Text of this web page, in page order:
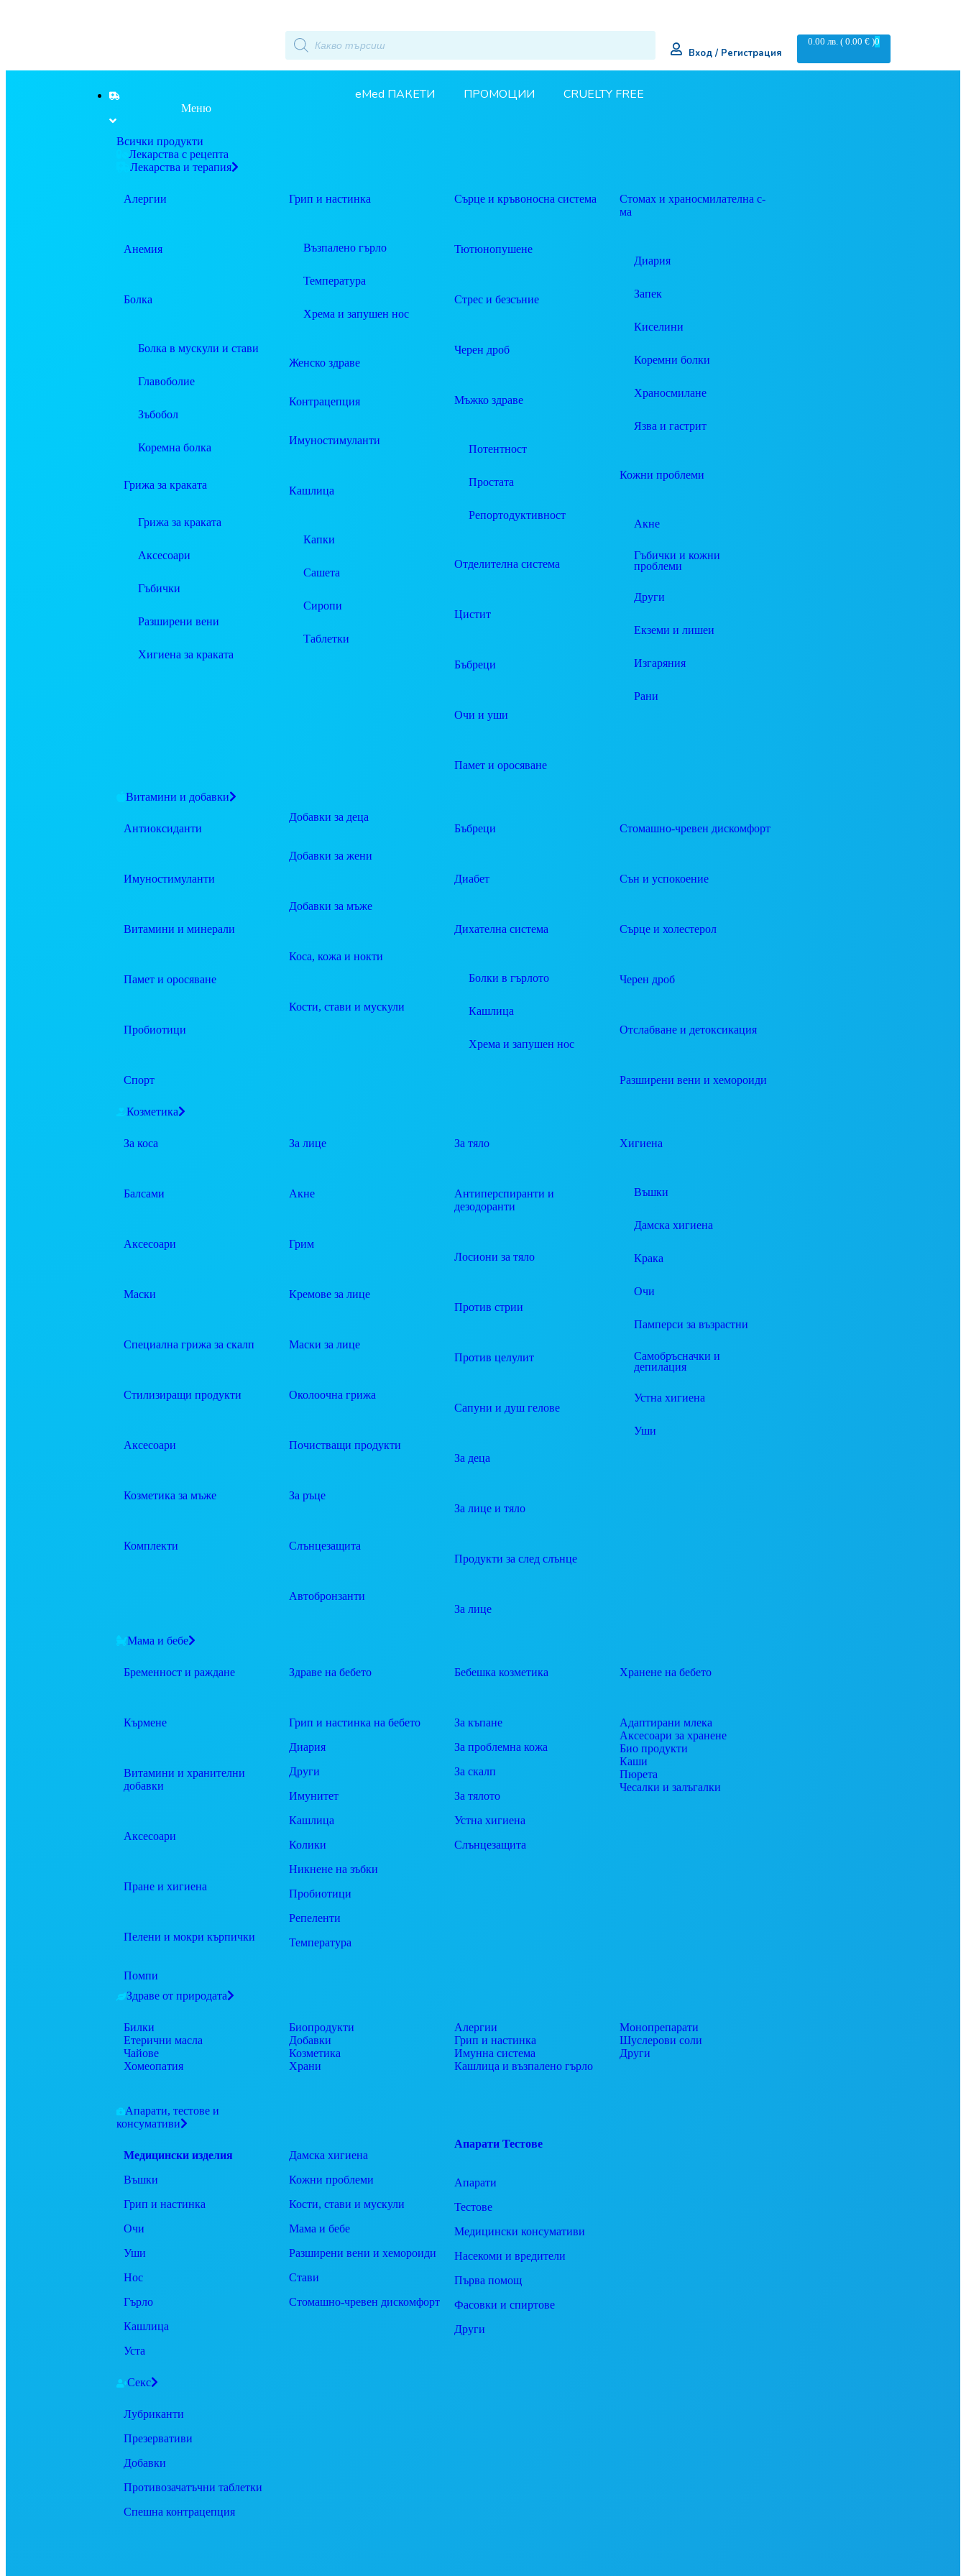
Вход / Регистрация
0
0.00 лв. ( 0.00 € )
Меню
Всички продукти
Лекарства с рецепта
Лекарства и терапия
Алергии
Анемия
Болка
Болка в мускули и стави
Главоболие
Зъбобол
Коремна болка
Грижа за краката
Грижа за краката
Аксесоари
Гъбички
Разширени вени
Хигиена за краката
Грип и настинка
Възпалено гърло
Температура
Хрема и запушен нос
Женско здраве
Контрацепция
Имуностимуланти
Кашлица
Капки
Сашета
Сиропи
Таблетки
Сърце и кръвоносна система
Тютюнопушене
Стрес и безсъние
Черен дроб
Мъжко здраве
Потентност
Простата
Репортодуктивност
Отделителна система
Цистит
Бъбреци
Очи и уши
Памет и оросяване
Стомах и храносмилателна с-
ма
Диария
Запек
Киселини
Коремни болки
Храносмилане
Язва и гастрит
Кожни проблеми
Акне
Гъбички и кожни
проблеми
Други
Екземи и лишеи
Изгаряния
Рани
Витамини и добавки
Антиоксиданти
Имуностимуланти
Витамини и минерали
Памет и оросяване
Пробиотици
Спорт
Добавки за деца
Добавки за жени
Добавки за мъже
Коса, кожа и нокти
Кости, стави и мускули
Бъбреци
Диабет
Дихателна система
Болки в гърлото
Кашлица
Хрема и запушен нос
Стомашно-чревен дискомфорт
Сън и успокоение
Сърце и холестерол
Черен дроб
Отслабване и детоксикация
Разширени вени и хемороиди
Козметика
За коса
Балсами
Аксесоари
Маски
Специална грижа за скалп
Стилизиращи продукти
Аксесоари
Козметика за мъже
Комплекти
За лице
Акне
Грим
Кремове за лице
Маски за лице
Околоочна грижа
Почистващи продукти
За ръце
Слънцезащита
Автобронзанти
За тяло
Антиперспиранти и
дезодоранти
Лосиони за тяло
Против стрии
Против целулит
Сапуни и душ гелове
За деца
За лице и тяло
Продукти за след слънце
За лице
Хигиена
Въшки
Дамска хигиена
Крака
Очи
Памперси за възрастни
Самобръсначки и
депилация
Устна хигиена
Уши
Мама и бебе
Бременност и раждане
Кърмене
Витамини и хранителни
добавки
Аксесоари
Пране и хигиена
Пелени и мокри кърпички
Помпи
Здраве на бебето
Грип и настинка на бебето
Диария
Други
Имунитет
Кашлица
Колики
Никнене на зъбки
Пробиотици
Репеленти
Температура
Бебешка козметика
За къпане
За проблемна кожа
За скалп
За тялото
Устна хигиена
Слънцезащита
Хранене на бебето
Адаптирани млека
Аксесоари за хранене
Био продукти
Каши
Пюрета
Чесалки и залъгалки
Здраве от природата
Билки
Етерични масла
Чайове
Хомеопатия
Биопродукти
Добавки
Козметика
Храни
Алергии
Грип и настинка
Имунна система
Кашлица и възпалено гърло
Монопрепарати
Шуслерови соли
Други
Апарати, тестове и
консумативи
Медицински изделия
Въшки
Грип и настинка
Очи
Уши
Нос
Гърло
Кашлица
Уста
Дамска хигиена
Кожни проблеми
Кости, стави и мускули
Мама и бебе
Разширени вени и хемороиди
Стави
Стомашно-чревен дискомфорт
Апарати Тестове
Апарати
Тестове
Медицински консумативи
Насекоми и вредители
Първа помощ
Фасовки и спиртове
Други
Секс
Лубриканти
Презервативи
Добавки
Противозачатъчни таблетки
Спешна контрацепция
eMed ПАКЕТИ ПРОМОЦИИ CRUELTY FREE